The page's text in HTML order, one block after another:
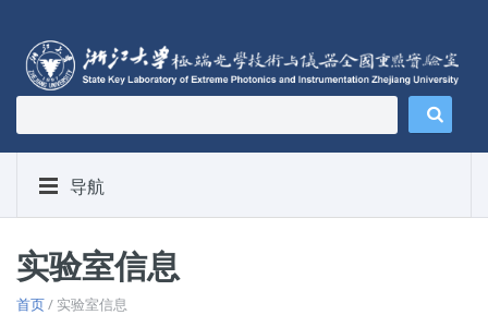
导航
实验室信息
首页/ 实验室信息